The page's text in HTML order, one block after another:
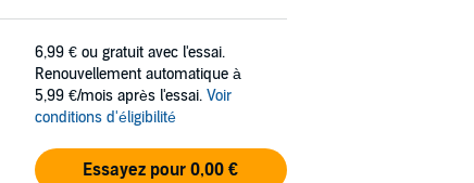
6,99 € ou gratuit avec l'essai.
Renouvellement automatique à
5,99 €/mois après l'essai. Voir
conditions d'éligibilité
Essayez pour 0,00 €